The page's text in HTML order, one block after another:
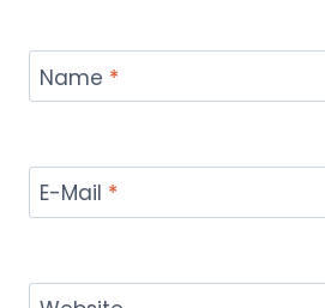
Name *
E-Mail *